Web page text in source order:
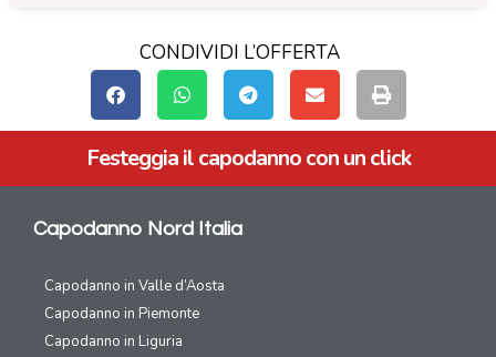
CONDIVIDI L’OFFERTA
Festeggia il capodanno con un click
Capodanno Nord Italia
Capodanno in Valle d’Aosta
Capodanno in Piemonte
Capodanno in Liguria